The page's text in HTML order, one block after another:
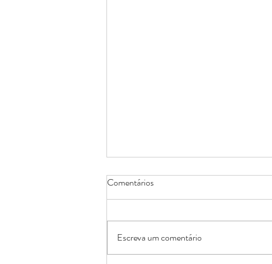
Comentários
Escreva um comentário